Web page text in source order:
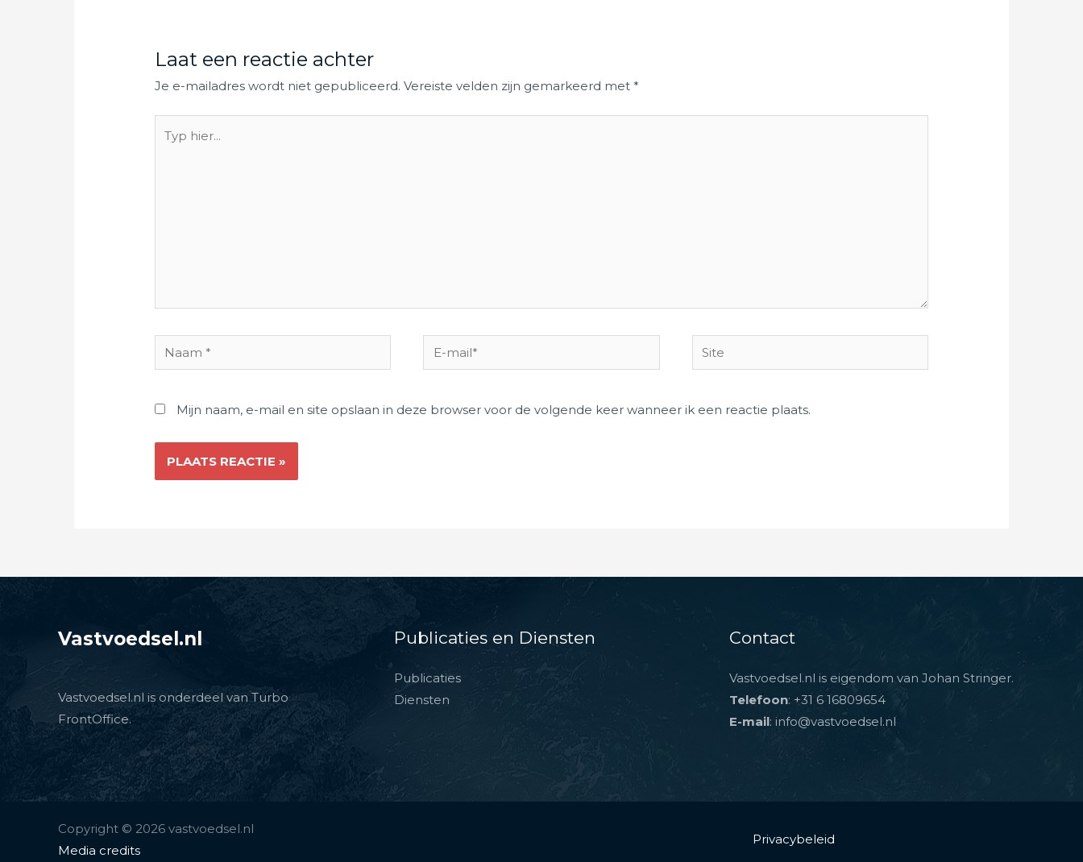
Laat een reactie achter
Je e-mailadres wordt niet gepubliceerd. Vereiste velden zijn gemarkeerd met*
hier...
Naam
*
E-
mail*
Site
Mijn naam, e-mail en site opslaan in deze browser voor de volgende keer wanneer ik een reactie plaats.
Vastvoedsel.nl
Vastvoedsel.nl is onderdeel van Turbo
FrontOffice.
Publicaties en Diensten
Publicaties
Diensten
Contact
Vastvoedsel.nl is eigendom van Johan Stringer.
Telefoon: +31 6 16809654
E-mail: info@vastvoedsel.nl
Copyright © 2026 vastvoedsel.nl
Media credits
Privacybeleid